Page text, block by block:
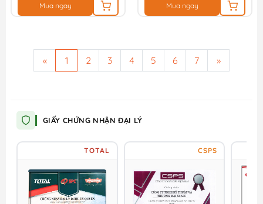
Mua ngay Mua ngay
« 1 2 3 4 5 6 7 »
GIẤY CHỨNG NHẬN ĐẠI LÝ
TOTAL CSPS